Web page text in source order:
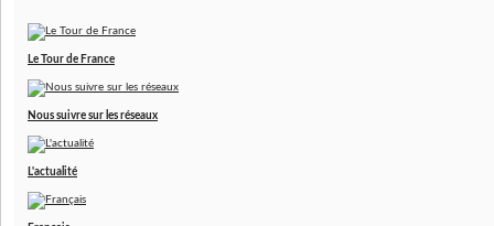
Le Tour de France
Nous suivre sur les réseaux
L'actualité